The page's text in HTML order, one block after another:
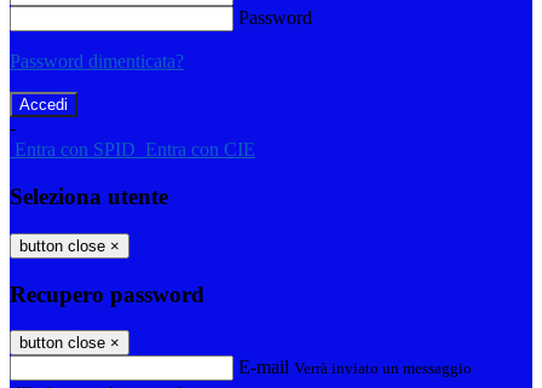
Password
Password dimenticata?
-
Entra con SPID Entra con CIE
Seleziona utente
button close ×
Recupero password
button close ×
E-mail Verrà inviato un messaggio